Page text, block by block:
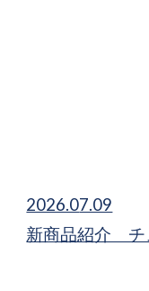
2026.07.09
新商品紹介 チ